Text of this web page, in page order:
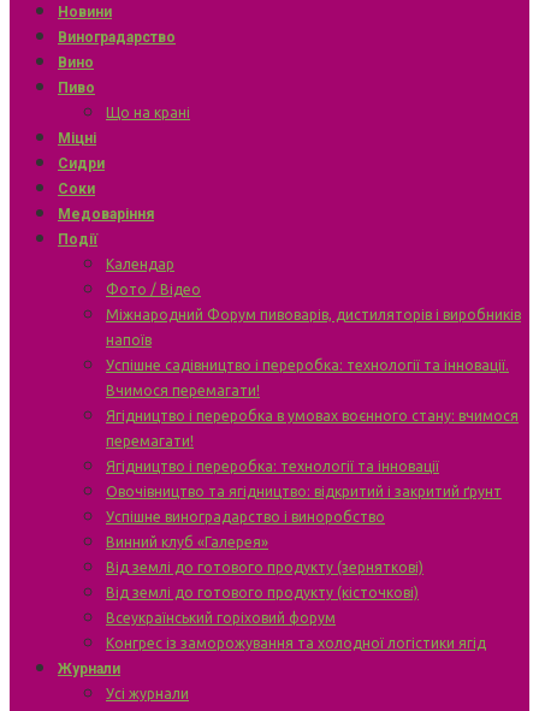
Новини
Виноградарство
Вино
Пиво
Що на крані
Міцні
Сидри
Соки
Медоваріння
Події
Календар
Фото / Відео
Міжнародний Форум пивоварів, дистиляторів і виробників
напоїв
Успішне садівництво і переробка: технології та інновації.
Вчимося перемагати!
Ягідництво і переробка в умовах воєнного стану: вчимося
перемагати!
Ягідництво і переробка: технології та інновації
Овочівництво та ягідництво: відкритий і закритий ґрунт
Успішне виноградарство і виноробство
Винний клуб «Галерея»
Від землі до готового продукту (зерняткові)
Від землі до готового продукту (кісточкові)
Всеукраїнський горіховий форум
Конгрес із заморожування та холодної логістики ягід
Журнали
Усі журнали